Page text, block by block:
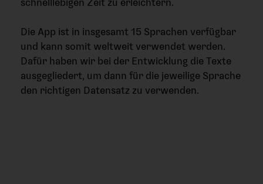
Die App ist in insgesamt 15 Sprachen verfügbar
und kann somit weltweit verwendet werden.
Dafür haben wir bei der Entwicklung die Texte
ausgegliedert, um dann für die jeweilige Sprache
den richtigen Datensatz zu verwenden.